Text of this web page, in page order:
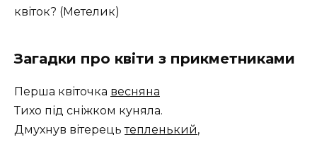
квіток? (Метелик)
Загадки про квіти з прикметниками
Перша квіточка весняна
Тихо під сніжком куняла.
Дмухнув вітерецьтепленький,